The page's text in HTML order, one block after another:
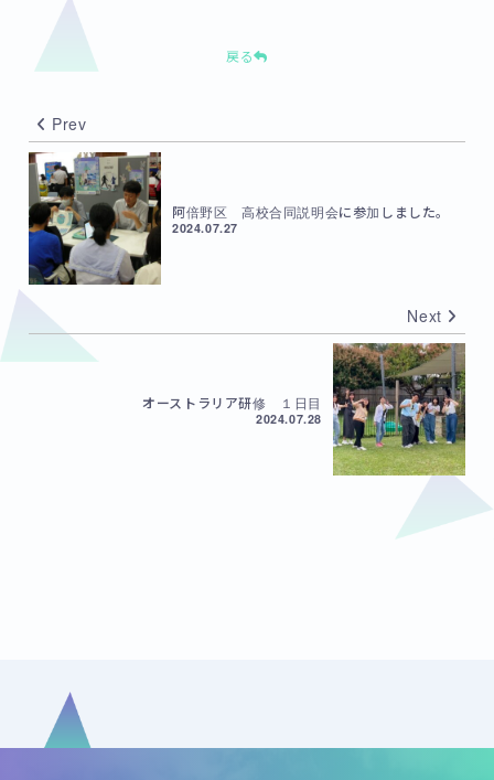
戻る
Prev
阿倍野区 高校合同説明会に参加しました。
2024.07.27
Next
オーストラリア研修 １日目
2024.07.28